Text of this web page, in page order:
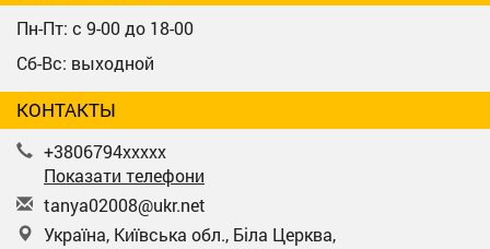
Пн-Пт: с 9-00 до 18-00
Сб-Вс: выходной
КОНТАКТЫ
+3806794xxxxx
Показати телефони
tanya02008@ukr.net
Україна, Київська обл., Біла Церква,